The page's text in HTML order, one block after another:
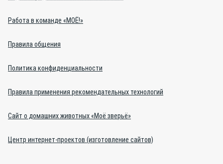
Работа в команде «МОЁ!»
Правила общения
Политика конфиденциальности
Правила применения рекомендательных технологий
Сайт о домашних животных «Моё зверьё»
Центр интернет-проектов (изготовление сайтов)